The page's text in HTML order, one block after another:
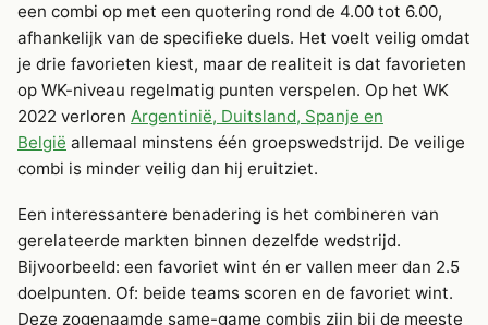
een combi op met een quotering rond de 4.00 tot 6.00,
afhankelijk van de specifieke duels. Het voelt veilig omdat
je drie favorieten kiest, maar de realiteit is dat favorieten
op WK-niveau regelmatig punten verspelen. Op het WK
2022 verloren Argentinië, Duitsland, Spanje en
België allemaal minstens één groepswedstrijd. De veilige
combi is minder veilig dan hij eruitziet.
Een interessantere benadering is het combineren van
gerelateerde markten binnen dezelfde wedstrijd.
Bijvoorbeeld: een favoriet wint én er vallen meer dan 2.5
doelpunten. Of: beide teams scoren en de favoriet wint.
Deze zogenaamde same-game combis zijn bij de meeste